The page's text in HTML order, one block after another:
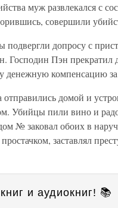
муж развлекался с
совершили
допросу с
Господин Пэн
денежную компенсацию
домой и
Убийцы пили вино и
№ заковал обоих в
заставлял
и аудиокниг! 📚